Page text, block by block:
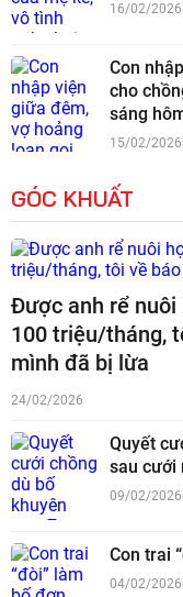
16/02/2026
Con
cho
sáng
15/02/2026
GÓC KHUẤT
Được anh rể
100 triệu/tháng,
mình đã bị lừa
24/02/2026
Quyết
sau cưới
09/02/2026
Con trai
04/02/2026